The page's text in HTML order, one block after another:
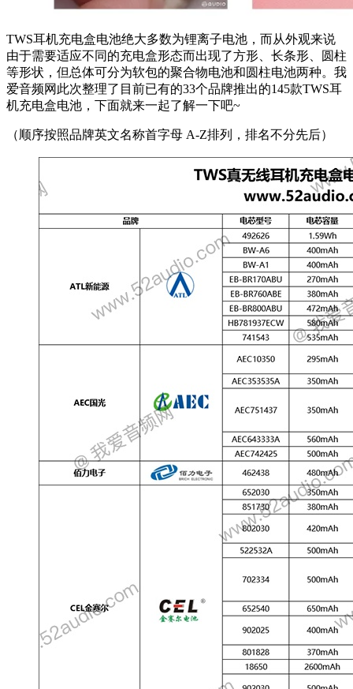
TWS耳机充电盒电池绝大多数为锂离子电池，而从外观来说
由于需要适应不同的充电盒形态而出现了方形、长条形、圆柱
等形状，但总体可分为软包的聚合物电池和圆柱电池两种。我
爱音频网此次整理了目前已有的33个品牌推出的145款TWS耳
机充电盒电池，下面就来一起了解一下吧~
（顺序按照品牌英文名称首字母 A-Z排列，排名不分先后）